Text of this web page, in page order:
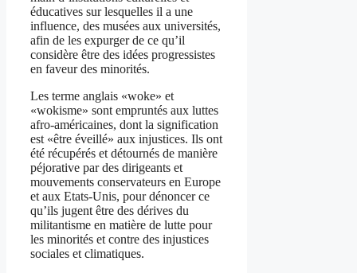
éducatives sur lesquelles il a une
influence, des musées aux universités,
afin de les expurger de ce qu’il
considère être des idées progressistes
en faveur des minorités.
Les terme anglais «woke» et
«wokisme» sont empruntés aux luttes
afro-américaines, dont la signification
est «être éveillé» aux injustices. Ils ont
été récupérés et détournés de manière
péjorative par des dirigeants et
mouvements conservateurs en Europe
et aux Etats-Unis, pour dénoncer ce
qu’ils jugent être des dérives du
militantisme en matière de lutte pour
les minorités et contre des injustices
sociales et climatiques.